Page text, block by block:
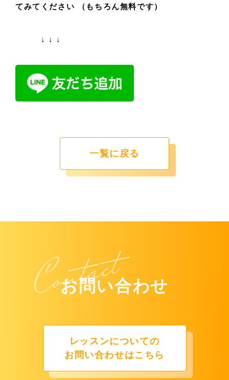
てみてください （もちろん無料です）
↓ ↓ ↓
一覧に戻る
お問い合わせ
レッスンについての
お問い合わせはこちら